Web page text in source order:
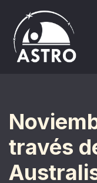
Saltar
al
contenido
través